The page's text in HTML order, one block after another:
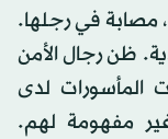
في رجلها.
ظن رجال الأمن
المأسورات لدى
مفهومة لهم.